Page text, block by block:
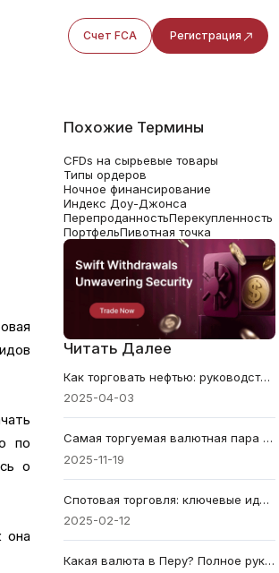
Счет FCA Регистрация
по
о
она
Похожие Термины
CFDs на сырьевые товары
Типы ордеров
Ночное финансирование
Индекс Доу-Джонса
ПерепроданностьПерекупленность
ПортфельПивотная точка
Читать Далее
Как торговать нефтью: руководство для новичков по рынкам сырой нефти
2025-04-03
Самая торгуемая валютная пара по объему и стоимости: руководство трейдера
2025-11-19
Спотовая торговля: ключевые идеи и стратегии успеха
2025-02-12
Какая валюта в Перу? Полное руководство для трейдеров